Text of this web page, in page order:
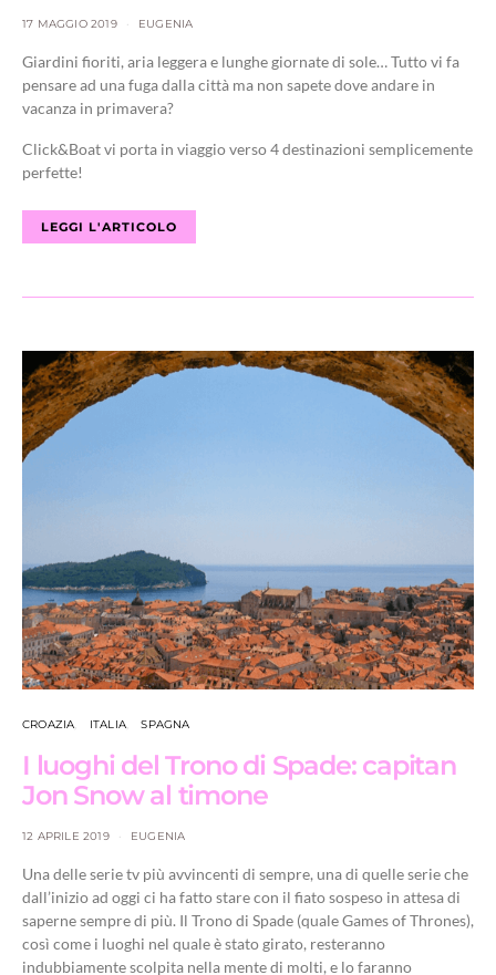
17 MAGGIO 2019 EUGENIA
Giardini fioriti, aria leggera e lunghe giornate di sole… Tutto vi fa
pensare ad una fuga dalla città ma non sapete dove andare in
vacanza in primavera?
Click&Boat vi porta in viaggio verso 4 destinazioni semplicemente
perfette!
LEGGI L'ARTICOLO
CROAZIA ITALIA SPAGNA
I luoghi del Trono di Spade: capitan
Jon Snow al timone
12 APRILE 2019 EUGENIA
Una delle serie tv più avvincenti di sempre, una di quelle serie che
dall’inizio ad oggi ci ha fatto stare con il fiato sospeso in attesa di
saperne sempre di più. Il Trono di Spade (quale Games of Thrones),
così come i luoghi nel quale è stato girato, resteranno
indubbiamente scolpita nella mente di molti, e lo faranno